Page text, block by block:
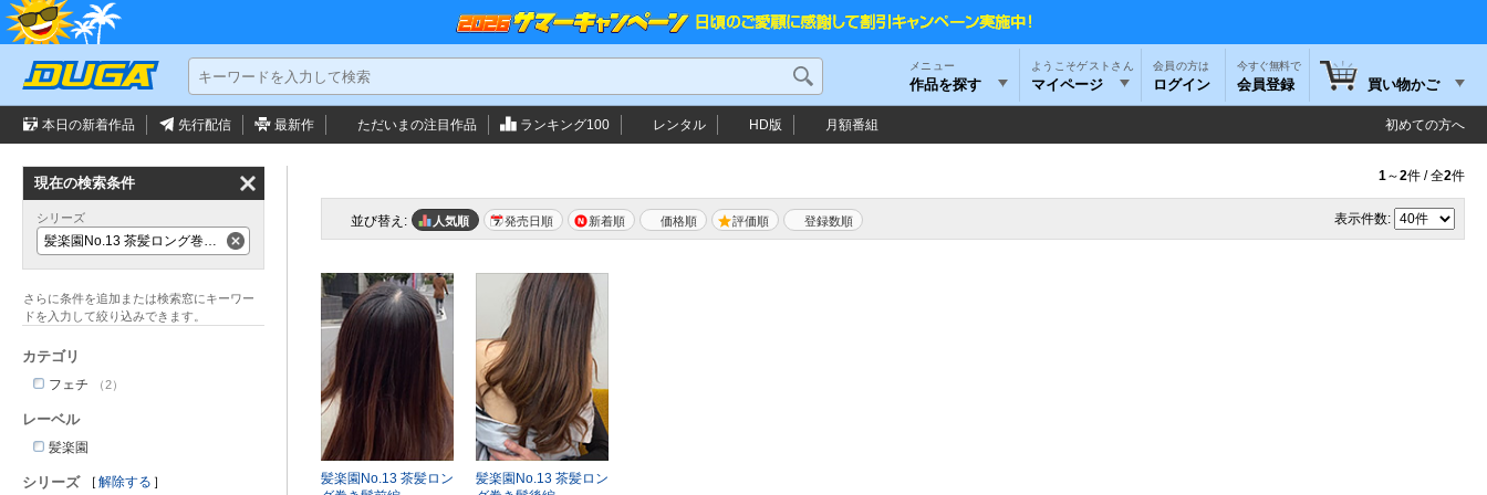
メニュー
作品を探す
ようこそゲストさん
マイページ ログイン
今すぐ無料で
会員登録 買い物かご
本日の新着作品 先行配信 最新作 ただいまの注目作品 ランキング100 レンタル HD版 月額番組 初めての方へ
1～2件 / 全2件
並び替え: 人気順 発売日順 新着順 価格順 評価順 表示件数:
髪楽園No.13 茶髪ロン
髪楽園No.13 茶髪ロン
現在の検索条件
シリーズ
髪楽園No.13 茶髪ロング巻き髪
カテゴリ
フェチ （2）
レーベル
髪楽園
シリーズ
解除する